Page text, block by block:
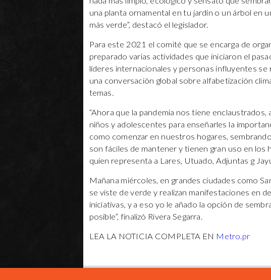
una planta ornamental en tu jardín o un árbol en
más verde”, destacó el legislador.
Para este 2021 el comité que se encarga de
preparado varias actividades que iniciaron el
líderes internacionales y personas influyentes se
una conversación global sobre alfabetización
temas.
“Ahora que la pandemia nos tiene
niños y adolescentes para enseñarles la
como comenzar en nuestros hogares,
son fáciles de mantener y tienen gran uso en los
quien representa a Lares, Utuado, Adjuntas g
Mañana miércoles, en grandes ciudades como
se viste de verde y realizan manifestaciones en
iniciativas, y a eso yo le añado la opción de
posible”, finalizó Rivera Segarra.
LEA LA NOTICIA COMPLETA EN Metro.pr